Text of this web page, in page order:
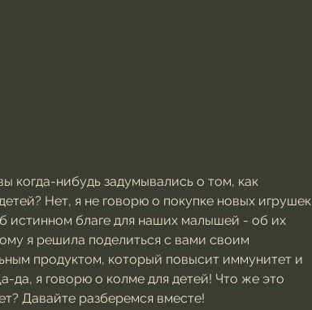
когда-нибудь задумывались о том, как
Нет, я не говорю о покупке новых игрушек
истинном благе для наших малышей - об их
я решила поделиться с вами своим
продуктом, который повысит иммунитет и
да, я говорю о колме для детей! Что же это
Давайте разберемся вместе!